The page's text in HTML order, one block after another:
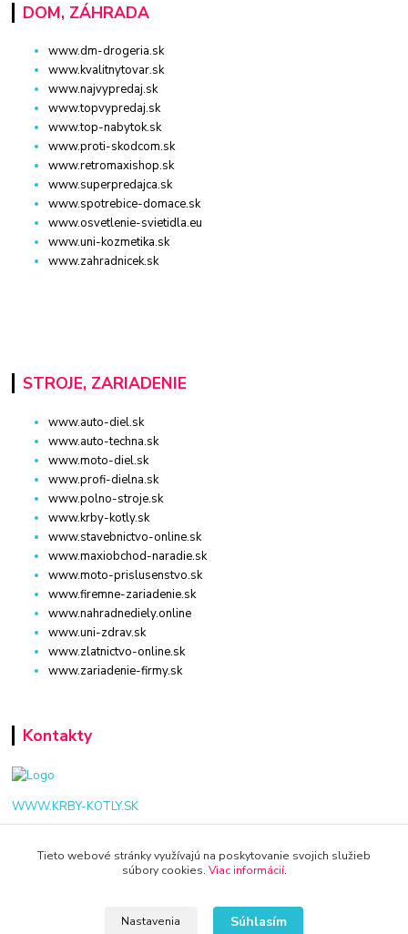
DOM, ZÁHRADA
www.dm-drogeria.sk
www.kvalitnytovar.sk
www.najvypredaj.sk
www.topvypredaj.sk
www.top-nabytok.sk
www.proti-skodcom.sk
www.retromaxishop.sk
www.superpredajca.sk
www.spotrebice-domace.sk
www.osvetlenie-svietidla.eu
www.uni-kozmetika.sk
www.zahradnicek.sk
STROJE, ZARIADENIE
www.auto-diel.sk
www.auto-techna.sk
www.moto-diel.sk
www.profi-dielna.sk
www.polno-stroje.sk
www.krby-kotly.sk
www.stavebnictvo-online.sk
www.maxiobchod-naradie.sk
www.moto-prislusenstvo.sk
www.firemne-zariadenie.sk
www.nahradnediely.online
www.uni-zdrav.sk
www.zlatnictvo-online.sk
www.zariadenie-firmy.sk
Kontakty
WWW.KRBY-KOTLY.SK
Tieto webové stránky využívajú na poskytovanie svojich služieb
súbory cookies. Viac informácií.
Nastavenia Súhlasím